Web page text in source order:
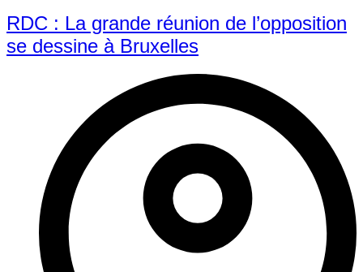
RDC : La grande réunion de l’opposition
se dessine à Bruxelles